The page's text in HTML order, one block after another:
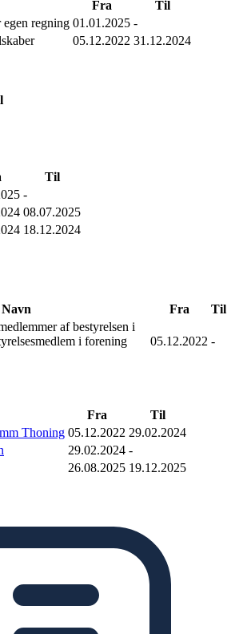
Fra
Til
regning 01.01.2025 -
05.12.2022 31.12.2024
Til
-
08.07.2025
18.12.2024
Navn Fra
Til
af bestyrelsen i
i forening
05.12.2022 -
Fra
Til
Thoning 05.12.2022 29.02.2024
29.02.2024 -
26.08.2025 19.12.2025